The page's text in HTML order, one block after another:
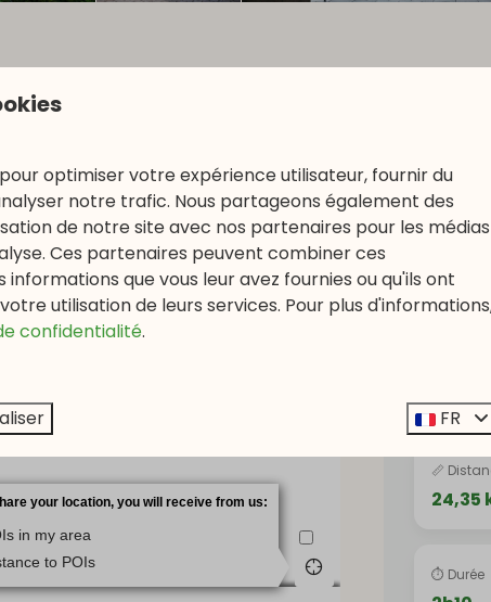
📏
24,35
⏱ Durée
optimiser votre expérience utilisateur, fournir du
notre trafic. Nous partageons également des
de notre site avec nos partenaires pour les médias
Ces partenaires peuvent combiner ces
que vous leur avez fournies ou qu'ils ont
utilisation de leurs services. Pour plus
confidentialité.
FR